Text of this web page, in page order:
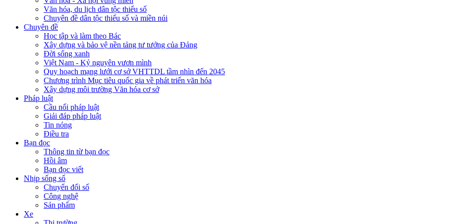
Văn hóa, du lịch dân tộc thiểu số
Chuyên đề dân tộc thiểu số và miền núi
Chuyên đề
Học tập và làm theo Bác
Xây dựng và bảo vệ nền tảng tư tưởng của Đảng
Đời sống xanh
Việt Nam - Kỷ nguyên vươn mình
Quy hoạch mạng lưới cơ sở VHTTDL tầm nhìn đến 2045
Chương trình Mục tiêu quốc gia về phát triển văn hóa
Xây dựng môi trường Văn hóa cơ sở
Pháp luật
Cầu nối pháp luật
Giải đáp pháp luật
Tin nóng
Điều tra
Bạn đọc
Thông tin từ bạn đọc
Hồi âm
Bạn đọc viết
Nhịp sống số
Chuyển đổi số
Công nghệ
Sản phẩm
Xe